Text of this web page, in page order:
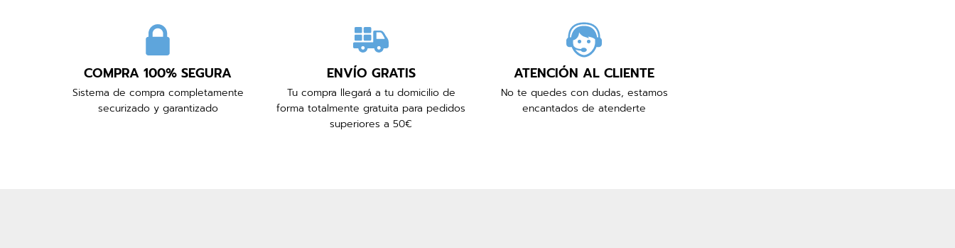
COMPRA 100% SEGURA
Sistema de compra completamente
securizado y garantizado
ENVÍO GRATIS
Tu compra llegará a tu domicilio de
forma totalmente gratuita para pedidos
superiores a 50€
ATENCIÓN AL CLIENTE
No te quedes con dudas, estamos
encantados de atenderte